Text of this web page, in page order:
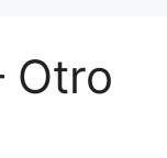
Otro